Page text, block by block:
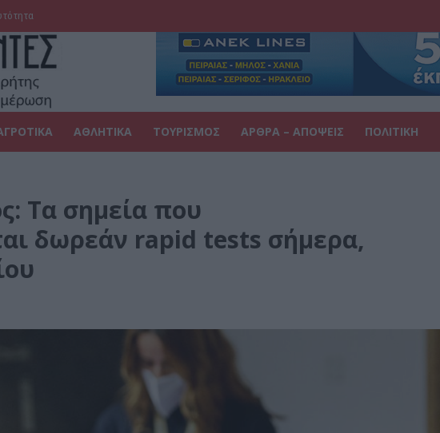
ΑΘΛΗΤΙΚΑ ΤΟΥΡΙΣΜΟΣ ΑΡΘΡΑ – ΑΠΟΨΕΙΣ ΠΟΛΙΤΙΚΗ
Τα σημεία που
δωρεάν rapid tests σήμερα,